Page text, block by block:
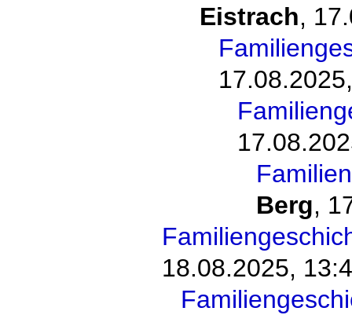
Eistrach,
Berg,
18.08.2025,